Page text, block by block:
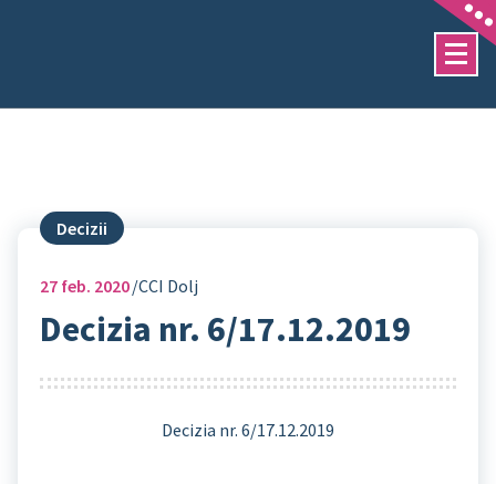
Decizii
27 feb. 2020 CCI Dolj
Decizia nr. 6/17.12.2019
Decizia nr. 6/17.12.2019